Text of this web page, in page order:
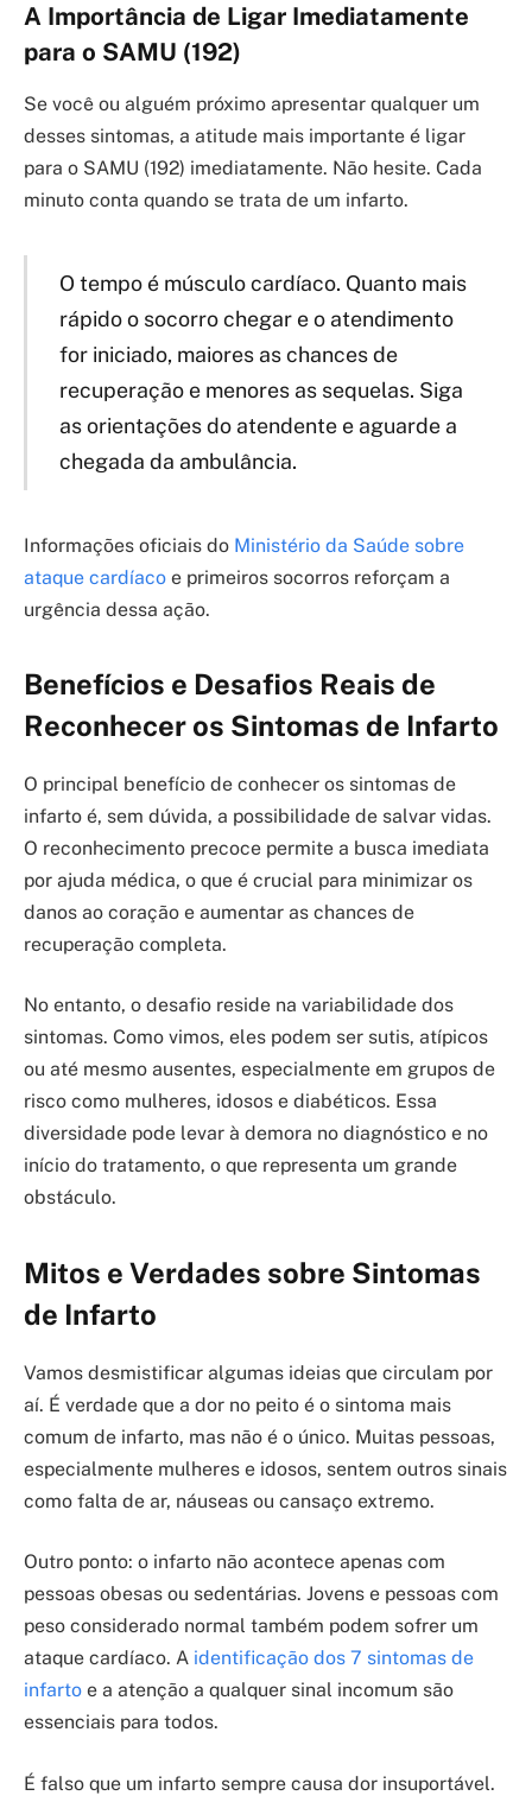
A Importância de Ligar Imediatamente
para o SAMU (192)
Se você ou alguém próximo apresentar qualquer um
desses sintomas, a atitude mais importante é ligar
para o SAMU (192) imediatamente. Não hesite. Cada
minuto conta quando se trata de um infarto.
O tempo é músculo cardíaco. Quanto mais
rápido o socorro chegar e o atendimento
for iniciado, maiores as chances de
recuperação e menores as sequelas. Siga
as orientações do atendente e aguarde a
chegada da ambulância.
Informações oficiais do Ministério da Saúde sobre
ataque cardíaco e primeiros socorros reforçam a
urgência dessa ação.
Benefícios e Desafios Reais de
Reconhecer os Sintomas de Infarto
O principal benefício de conhecer os sintomas de
infarto é, sem dúvida, a possibilidade de salvar vidas.
O reconhecimento precoce permite a busca imediata
por ajuda médica, o que é crucial para minimizar os
danos ao coração e aumentar as chances de
recuperação completa.
No entanto, o desafio reside na variabilidade dos
sintomas. Como vimos, eles podem ser sutis, atípicos
ou até mesmo ausentes, especialmente em grupos de
risco como mulheres, idosos e diabéticos. Essa
diversidade pode levar à demora no diagnóstico e no
início do tratamento, o que representa um grande
obstáculo.
Mitos e Verdades sobre Sintomas
de Infarto
Vamos desmistificar algumas ideias que circulam por
aí. É verdade que a dor no peito é o sintoma mais
comum de infarto, mas não é o único. Muitas pessoas,
especialmente mulheres e idosos, sentem outros sinais
como falta de ar, náuseas ou cansaço extremo.
Outro ponto: o infarto não acontece apenas com
pessoas obesas ou sedentárias. Jovens e pessoas com
peso considerado normal também podem sofrer um
ataque cardíaco. A identificação dos 7 sintomas de
infarto e a atenção a qualquer sinal incomum são
essenciais para todos.
É falso que um infarto sempre causa dor insuportável.